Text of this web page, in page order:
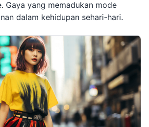
Gaya yang memadukan mode
dalam kehidupan sehari-hari.